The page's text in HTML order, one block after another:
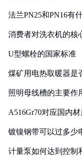
法兰PN25和PN16有
消费者对洗衣机的核
U型螺栓的国家标准
煤矿用电热取暖器是
照明母线槽的主要作
A516Gr70对应国内
镀镍钢带可以过多少
计量泵如何达到控制